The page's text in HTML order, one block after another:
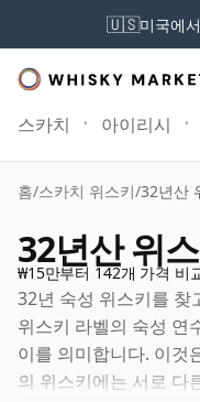
🇺🇸미국에
스카치 아이리시
홈/스카치 위스키/32년산
32년산 위
₩15만부터 142개 가격 비
32년 숙성 위스키를 찾
위스키 라벨의 숙성 연
이를 의미합니다. 이것
의 위스키에는 서로 다